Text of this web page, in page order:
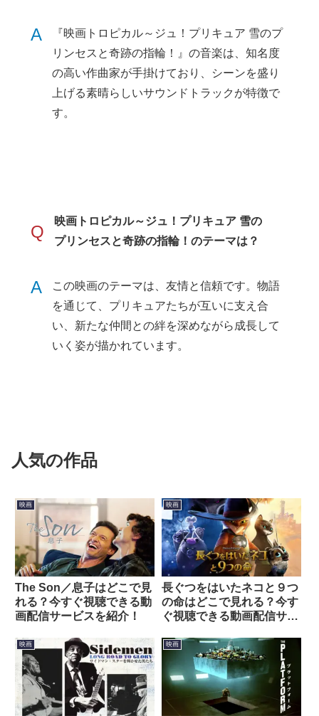
A
『映画トロピカル～ジュ！プリキュア 雪のプ
リンセスと奇跡の指輪！』の音楽は、知名度
の高い作曲家が手掛けており、シーンを盛り
上げる素晴らしいサウンドトラックが特徴で
す。
Q
映画トロピカル～ジュ！プリキュア 雪の
プリンセスと奇跡の指輪！のテーマは？
A
この映画のテーマは、友情と信頼です。物語
を通じて、プリキュアたちが互いに支え合
い、新たな仲間との絆を深めながら成長して
いく姿が描かれています。
人気の作品
映画
The Son／息子はどこで見
れる？今すぐ視聴できる動
画配信サービスを紹介！
映画
長ぐつをはいたネコと９つ
の命はどこで見れる？今す
ぐ視聴できる動画配信サー
映画 映画